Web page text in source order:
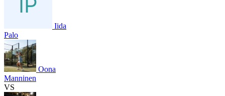
Iida
Palo
Oona
Manninen
VS